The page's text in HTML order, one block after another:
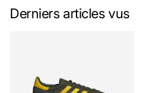
Derniers articles vus